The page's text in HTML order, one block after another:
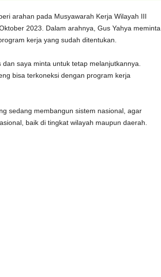
arahan pada Musyawarah Kerja Wilayah III
2023. Dalam arahnya, Gus Yahya meminta
kerja yang sudah ditentukan.
saya minta untuk tetap melanjutkannya.
bisa terkoneksi dengan program kerja
sedang membangun sistem nasional, agar
baik di tingkat wilayah maupun daerah.